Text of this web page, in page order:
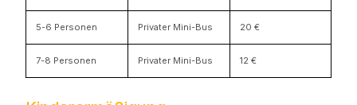
5-6 Personen Privater Mini-Bus 20 €
7-8 Personen Privater Mini-Bus 12 €